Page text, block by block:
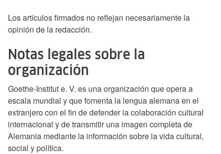
Los artículos firmados no reflejan necesariamente la
opinión de la redacción.
Notas legales sobre la
organización
Goethe-Institut e. V. es una organización que opera a
escala mundial y que fomenta la lengua alemana en el
extranjero con el fin de defender la colaboración cultural
internacional y de transmitir una imagen completa de
Alemania mediante la información sobre la vida cultural,
social y política.